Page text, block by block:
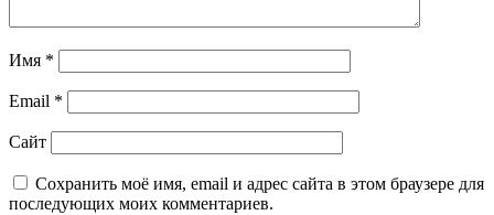
Имя *
Email *
Сайт
Сохранить моё имя, email и адрес сайта в этом браузере для
последующих моих комментариев.